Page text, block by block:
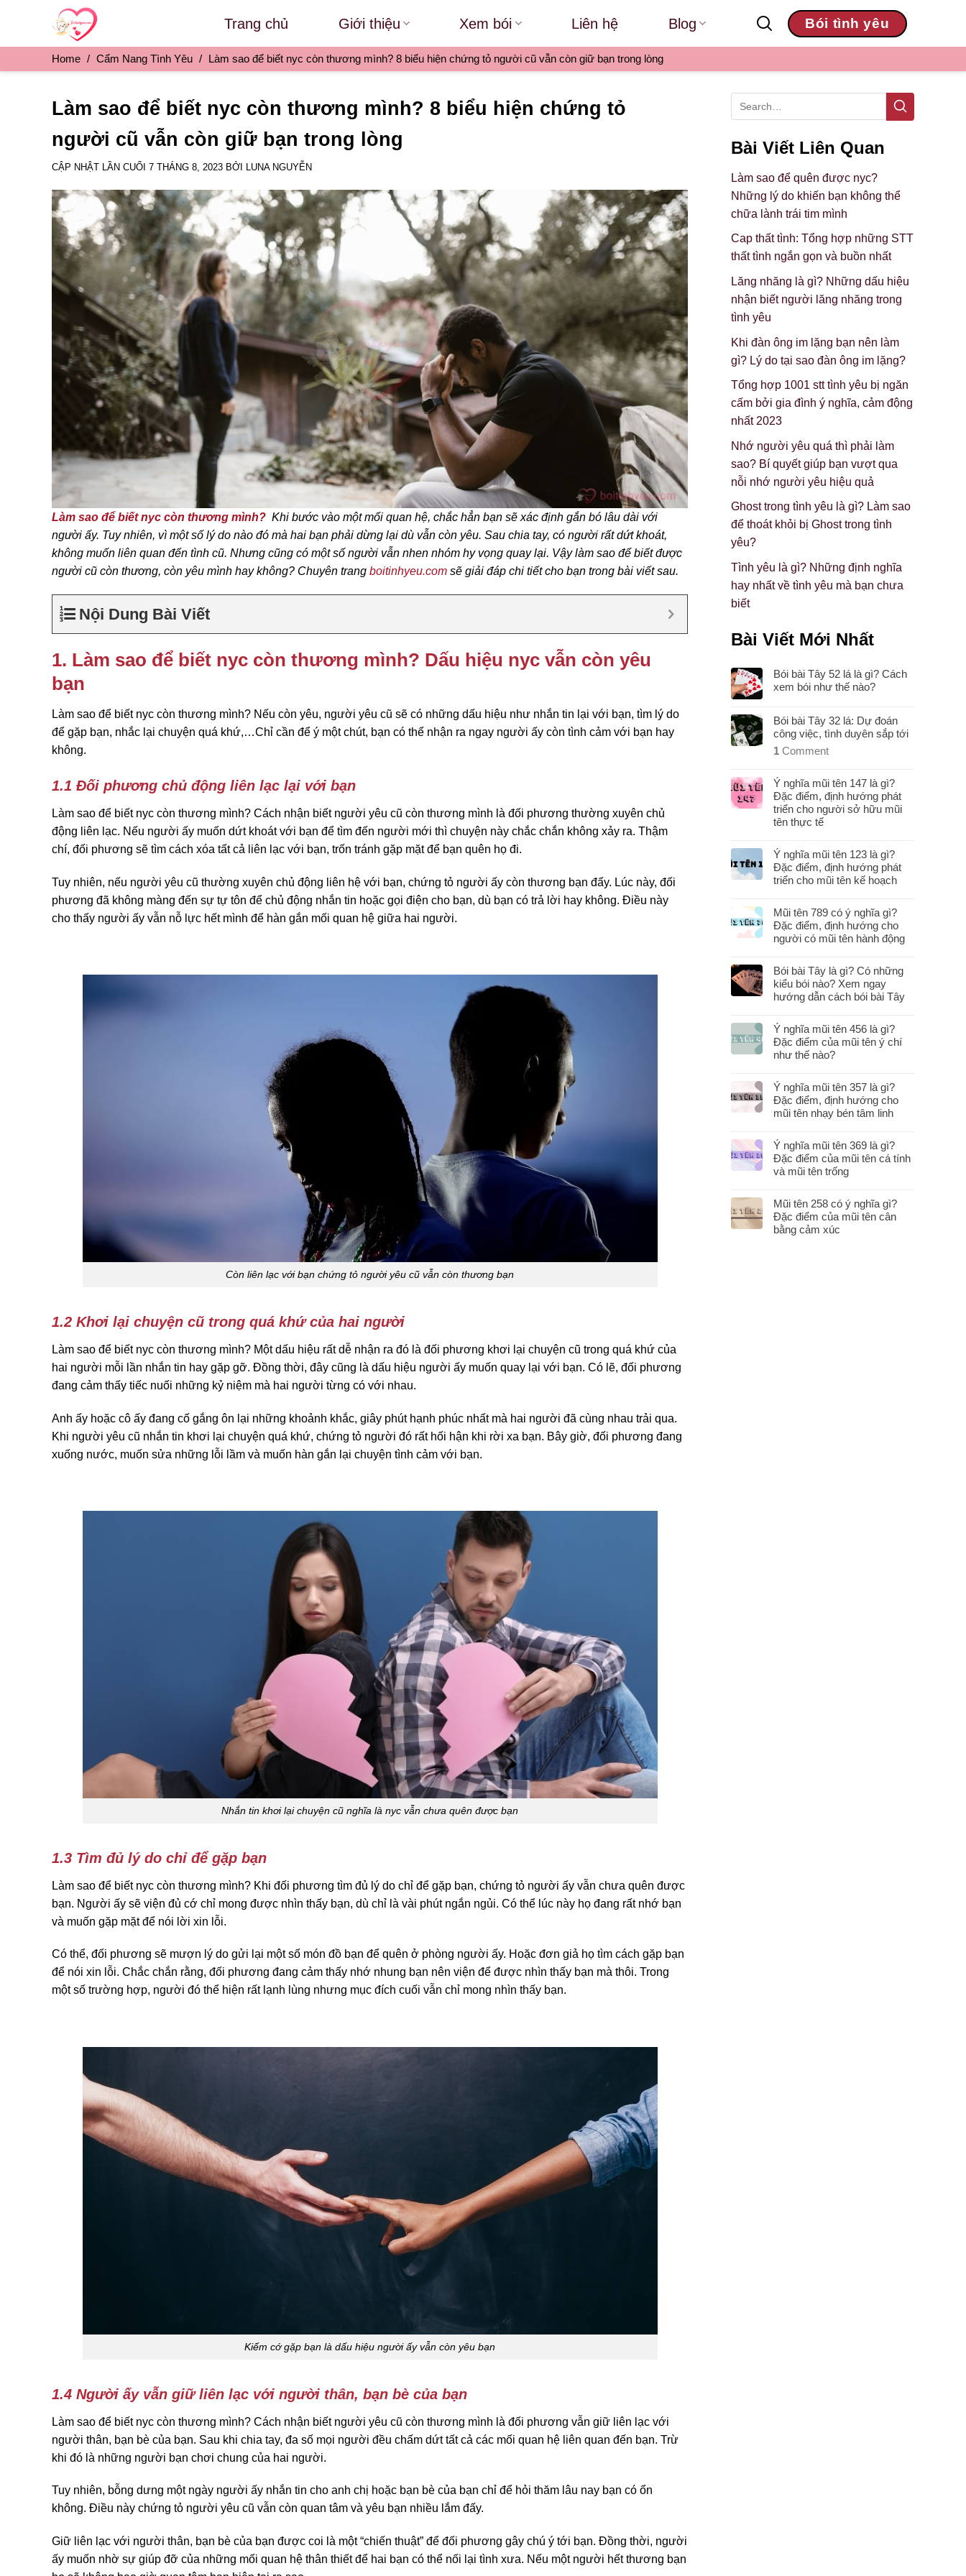
content
Trang chủ Giới thiệu Xem bói Liên hệ Blog Bói tình yêu
Home / Cẩm Nang Tình Yêu / Làm sao để biết nyc còn thương mình? 8 biểu hiện chứng tỏ người cũ vẫn còn giữ bạn trong lòng
Làm sao để biết nyc còn thương mình? 8 biểu hiện chứng tỏ
người cũ vẫn còn giữ bạn trong lòng
CẬP NHẬT LẦN CUỐI 7 THÁNG 8, 2023 BỞI LUNA NGUYỄN
Làm sao để biết nyc còn thương mình? Khi bước vào một mối quan hệ, chắc hẳn bạn sẽ xác định gắn bó lâu dài với
người ấy. Tuy nhiên, vì một số lý do nào đó mà hai bạn phải dừng lại dù vẫn còn yêu. Sau chia tay, có người rất dứt khoát,
không muốn liên quan đến tình cũ. Nhưng cũng có một số người vẫn nhen nhóm hy vọng quay lại. Vậy làm sao để biết được
người cũ còn thương, còn yêu mình hay không? Chuyên trang boitinhyeu.com sẽ giải đáp chi tiết cho bạn trong bài viết sau.
Nội Dung Bài Viết
1. Làm sao để biết nyc còn thương mình? Dấu hiệu nyc vẫn còn yêu
bạn
Làm sao để biết nyc còn thương mình? Nếu còn yêu, người yêu cũ sẽ có những dấu hiệu như nhắn tin lại với bạn, tìm lý do
để gặp bạn, nhắc lại chuyện quá khứ,…Chỉ cần để ý một chút, bạn có thể nhận ra ngay người ấy còn tình cảm với bạn hay
không.
1.1 Đối phương chủ động liên lạc lại với bạn
Làm sao để biết nyc còn thương mình? Cách nhận biết người yêu cũ còn thương mình là đối phương thường xuyên chủ
động liên lạc. Nếu người ấy muốn dứt khoát với bạn để tìm đến người mới thì chuyện này chắc chắn không xảy ra. Thậm
chí, đối phương sẽ tìm cách xóa tất cả liên lạc với bạn, trốn tránh gặp mặt để bạn quên họ đi.
Tuy nhiên, nếu người yêu cũ thường xuyên chủ động liên hệ với bạn, chứng tỏ người ấy còn thương bạn đấy. Lúc này, đối
phương đã không màng đến sự tự tôn để chủ động nhắn tin hoặc gọi điện cho bạn, dù bạn có trả lời hay không. Điều này
cho thấy người ấy vẫn nỗ lực hết mình để hàn gắn mối quan hệ giữa hai người.
Còn liên lạc với bạn chứng tỏ người yêu cũ vẫn còn thương bạn
1.2 Khơi lại chuyện cũ trong quá khứ của hai người
Làm sao để biết nyc còn thương mình? Một dấu hiệu rất dễ nhận ra đó là đối phương khơi lại chuyện cũ trong quá khứ của
hai người mỗi lần nhắn tin hay gặp gỡ. Đồng thời, đây cũng là dấu hiệu người ấy muốn quay lại với bạn. Có lẽ, đối phương
đang cảm thấy tiếc nuối những kỷ niệm mà hai người từng có với nhau.
Anh ấy hoặc cô ấy đang cố gắng ôn lại những khoảnh khắc, giây phút hạnh phúc nhất mà hai người đã cùng nhau trải qua.
Khi người yêu cũ nhắn tin khơi lại chuyện quá khứ, chứng tỏ người đó rất hối hận khi rời xa bạn. Bây giờ, đối phương đang
xuống nước, muốn sửa những lỗi lầm và muốn hàn gắn lại chuyện tình cảm với bạn.
Nhắn tin khơi lại chuyện cũ nghĩa là nyc vẫn chưa quên được bạn
1.3 Tìm đủ lý do chỉ để gặp bạn
Làm sao để biết nyc còn thương mình? Khi đối phương tìm đủ lý do chỉ để gặp bạn, chứng tỏ người ấy vẫn chưa quên được
bạn. Người ấy sẽ viện đủ cớ chỉ mong được nhìn thấy bạn, dù chỉ là vài phút ngắn ngủi. Có thể lúc này họ đang rất nhớ bạn
và muốn gặp mặt để nói lời xin lỗi.
Có thể, đối phương sẽ mượn lý do gửi lại một số món đồ bạn để quên ở phòng người ấy. Hoặc đơn giả họ tìm cách gặp bạn
để nói xin lỗi. Chắc chắn rằng, đối phương đang cảm thấy nhớ nhung bạn nên viện để được nhìn thấy bạn mà thôi. Trong
một số trường hợp, người đó thể hiện rất lạnh lùng nhưng mục đích cuối vẫn chỉ mong nhìn thấy bạn.
Kiếm cớ gặp bạn là dấu hiệu người ấy vẫn còn yêu bạn
1.4 Người ấy vẫn giữ liên lạc với người thân, bạn bè của bạn
Làm sao để biết nyc còn thương mình? Cách nhận biết người yêu cũ còn thương mình là đối phương vẫn giữ liên lạc với
người thân, bạn bè của bạn. Sau khi chia tay, đa số mọi người đều chấm dứt tất cả các mối quan hệ liên quan đến bạn. Trừ
khi đó là những người bạn chơi chung của hai người.
Tuy nhiên, bỗng dưng một ngày người ấy nhắn tin cho anh chị hoặc bạn bè của bạn chỉ để hỏi thăm lâu nay bạn có ổn
không. Điều này chứng tỏ người yêu cũ vẫn còn quan tâm và yêu bạn nhiều lắm đấy.
Giữ liên lạc với người thân, bạn bè của bạn được coi là một “chiến thuật” để đối phương gây chú ý tới bạn. Đồng thời, người
ấy muốn nhờ sự giúp đỡ của những mối quan hệ thân thiết để hai bạn có thể nối lại tình xưa. Nếu một người hết thương bạn
Bài Viết Liên Quan
Làm sao để quên được nyc?
Những lý do khiến bạn không thể
chữa lành trái tim mình
Cap thất tình: Tổng hợp những STT
thất tình ngắn gọn và buồn nhất
Lăng nhăng là gì? Những dấu hiệu
nhận biết người lăng nhăng trong
tình yêu
Khi đàn ông im lặng bạn nên làm
gì? Lý do tại sao đàn ông im lặng?
Tổng hợp 1001 stt tình yêu bị ngăn
cấm bởi gia đình ý nghĩa, cảm động
nhất 2023
Nhớ người yêu quá thì phải làm
sao? Bí quyết giúp bạn vượt qua
nỗi nhớ người yêu hiệu quả
Ghost trong tình yêu là gì? Làm sao
để thoát khỏi bị Ghost trong tình
yêu?
Tình yêu là gì? Những định nghĩa
hay nhất về tình yêu mà bạn chưa
biết
Bài Viết Mới Nhất
Bói bài Tây 52 lá là gì? Cách
xem bói như thế nào?
Bói bài Tây 32 lá: Dự đoán
công việc, tình duyên sắp tới
1 Comment
Ý nghĩa mũi tên 147 là gì?
Đặc điểm, định hướng phát
triển cho người sở hữu mũi
tên thực tế
Ý nghĩa mũi tên 123 là gì?
Đặc điểm, định hướng phát
triển cho mũi tên kế hoạch
Mũi tên 789 có ý nghĩa gì?
Đặc điểm, định hướng cho
người có mũi tên hành động
Bói bài Tây là gì? Có những
kiểu bói nào? Xem ngay
hướng dẫn cách bói bài Tây
Ý nghĩa mũi tên 456 là gì?
Đặc điểm của mũi tên ý chí
như thế nào?
Ý nghĩa mũi tên 357 là gì?
Đặc điểm, định hướng cho
mũi tên nhạy bén tâm linh
Ý nghĩa mũi tên 369 là gì?
Đặc điểm của mũi tên cá tính
và mũi tên trống
Mũi tên 258 có ý nghĩa gì?
Đặc điểm của mũi tên cân
bằng cảm xúc